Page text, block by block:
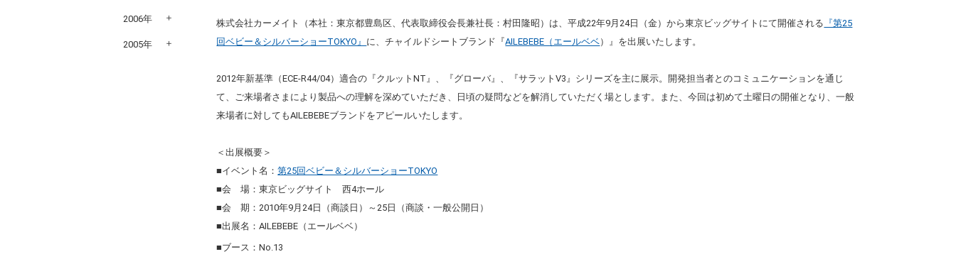
株式会社カーメイト（本社：東京都豊島区、代表取締役会長兼社長：村田隆昭）は、平成22年9月24日（金）から東京ビッグサイトにて開催される 『第25
回ベビー＆シルバーショーTOKYO』 に、チャイルドシートブランド『AILEBEBE（エールベベ）』を出展いたします。
2012年新基準（ECE-R44/04）適合の『クルットNT』、『グローバ』、『サラットV3』シリーズを主に展示。開発担当者とのコミュニケーションを通じ
て、ご来場者さまにより製品への理解を深めていただき、日頃の疑問などを解消していただく場とします。また、今回は初めて土曜日の開催となり、一般
来場者に対してもAILEBEBEブランドをアピールいたします。
＜出展概要＞
■イベント名：第25回ベビー＆シルバーショーTOKYO
■会 場：東京ビッグサイト 西4ホール
■会 期：2010年9月24日（商談日）～25日（商談・一般公開日）
■出展名：AILEBEBE（エールベベ）
■ブース：No.13
2006年
2005年